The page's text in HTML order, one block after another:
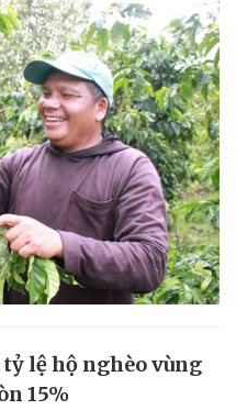
lệ hộ nghèo vùng
15%